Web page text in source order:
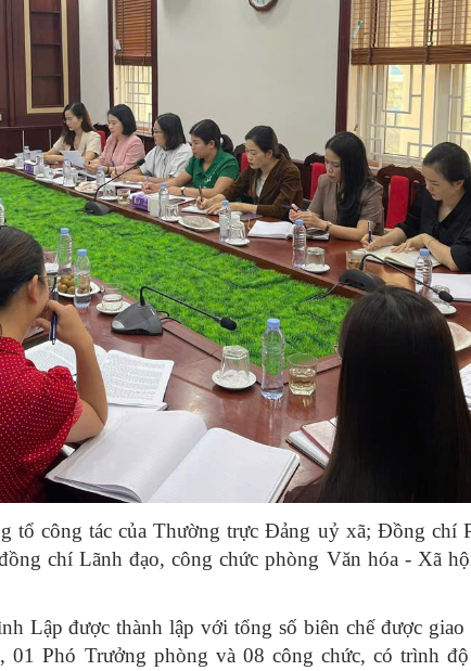
tổ công tác của Thường trực Đảng uỷ xã; Đồng chí
chí Lãnh đạo, công chức phòng Văn hóa - Xã
Lập được thành lập với tổng số biên chế được
01 Phó Trưởng phòng và 08 công chức, có trình